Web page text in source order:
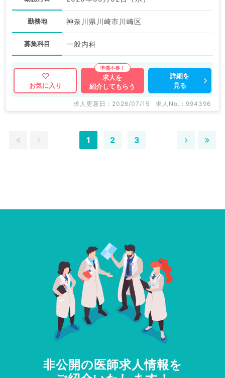
勤務地 神奈川県川崎市川崎区
募集科目 一般内科
お気に入り
求人を
紹介してもらう
詳細を
見る
求人更新日 : 2026/07/15 求人No. : 994396
1 2 3
非公開の医師求人情報を